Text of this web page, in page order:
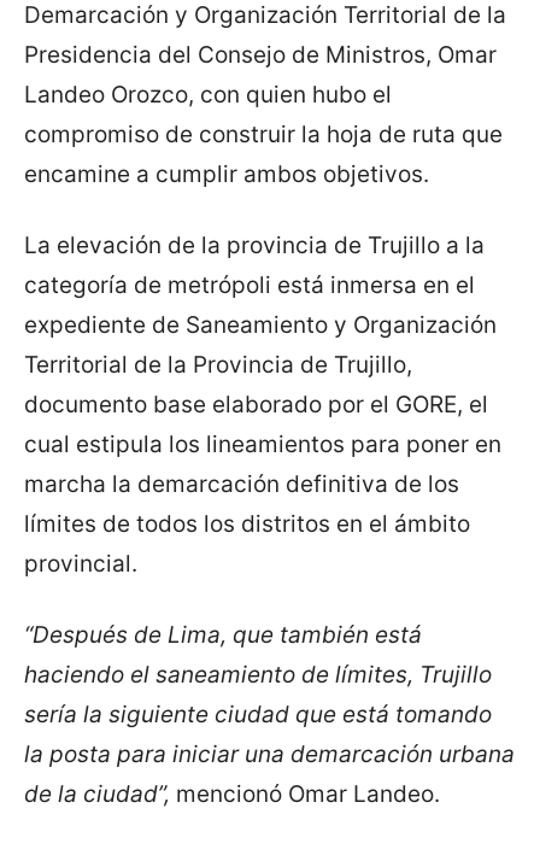
Demarcación y Organización Territorial de la
Presidencia del Consejo de Ministros, Omar
Landeo Orozco, con quien hubo el
compromiso de construir la hoja de ruta que
encamine a cumplir ambos objetivos.
La elevación de la provincia de Trujillo a la
categoría de metrópoli está inmersa en el
expediente de Saneamiento y Organización
Territorial de la Provincia de Trujillo,
documento base elaborado por el GORE, el
cual estipula los lineamientos para poner en
marcha la demarcación definitiva de los
límites de todos los distritos en el ámbito
provincial.
“Después de Lima, que también está
haciendo el saneamiento de límites, Trujillo
sería la siguiente ciudad que está tomando
la posta para iniciar una demarcación urbana
de la ciudad”, mencionó Omar Landeo.